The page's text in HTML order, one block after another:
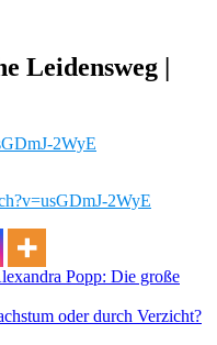
Leidensweg |
2WyE
2WyE
Popp: Die große
oder durch Verzicht?